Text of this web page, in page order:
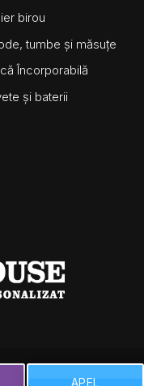
birou
tumbe și măsuțe
Încorporabilă
și baterii
APEL